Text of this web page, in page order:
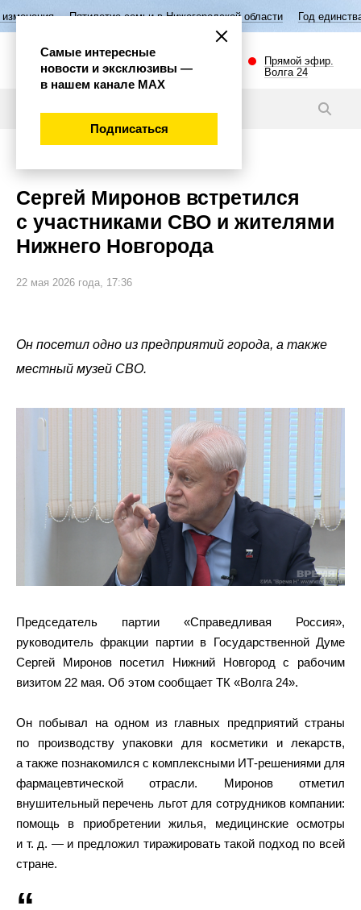
семьи в Нижегородской области Год единства народов России
Прямой эфир.
Волга 24
Сергей Миронов встретился
с участниками СВО и жителями
Нижнего Новгорода
22 мая 2026 года, 17:36
Он посетил одно из предприятий города, а также
местный музей СВО.
Председатель партии «Справедливая Россия»,
руководитель фракции партии в Государственной Думе
Сергей Миронов посетил Нижний Новгород с рабочим
визитом 22 мая. Об этом сообщает ТК «Волга 24».
Он побывал на одном из главных предприятий страны
по производству упаковки для косметики и лекарств,
а также познакомился с комплексными ИТ-решениями для
фармацевтической отрасли. Миронов отметил
внушительный перечень льгот для сотрудников компании:
помощь в приобретении жилья, медицинские осмотры
и т. д. — и предложил тиражировать такой подход по всей
стране.
Самые интересные
новости и эксклюзивы —
в нашем канале МАХ
Подписаться